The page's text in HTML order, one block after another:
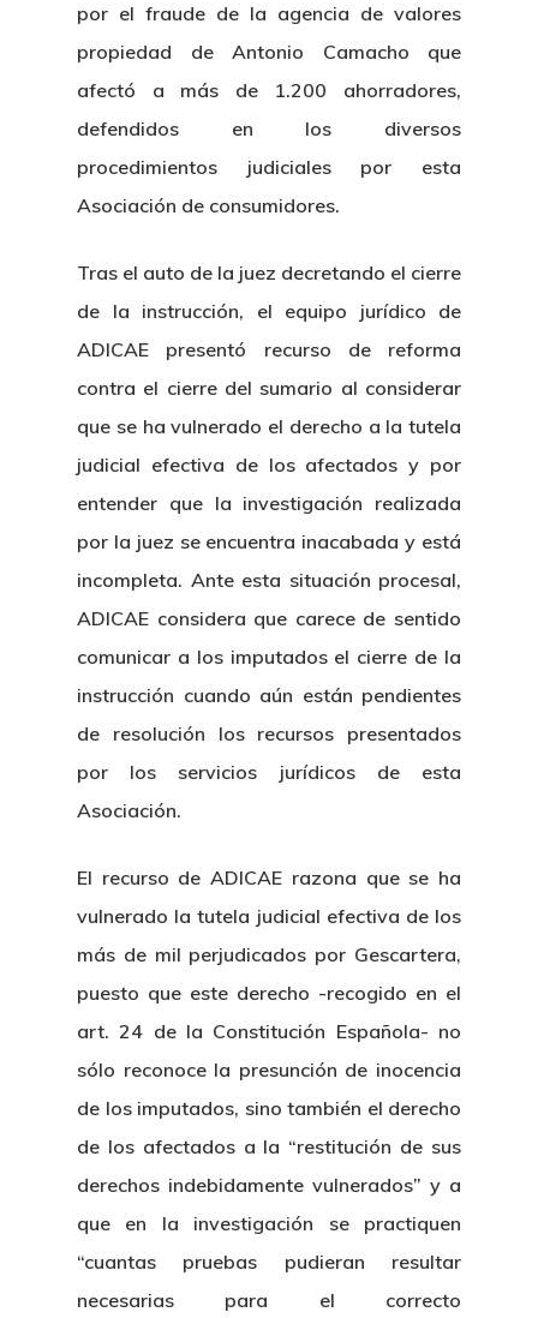
por el fraude de la agencia de valores
propiedad de Antonio Camacho que
afectó a más de 1.200 ahorradores,
defendidos en los diversos
procedimientos judiciales por esta
Asociación de consumidores.
Tras el auto de la juez decretando el cierre
de la instrucción, el equipo jurídico de
ADICAE presentó recurso de reforma
contra el cierre del sumario al considerar
que se ha vulnerado el derecho a la tutela
judicial efectiva de los afectados y por
entender que la investigación realizada
por la juez se encuentra inacabada y está
incompleta. Ante esta situación procesal,
ADICAE considera que carece de sentido
comunicar a los imputados el cierre de la
instrucción cuando aún están pendientes
de resolución los recursos presentados
por los servicios jurídicos de esta
Asociación.
El recurso de ADICAE razona que se ha
vulnerado la tutela judicial efectiva de los
más de mil perjudicados por Gescartera,
puesto que este derecho -recogido en el
art. 24 de la Constitución Española- no
sólo reconoce la presunción de inocencia
de los imputados, sino también el derecho
de los afectados a la “restitución de sus
derechos indebidamente vulnerados” y a
que en la investigación se practiquen
“cuantas pruebas pudieran resultar
necesarias para el correcto